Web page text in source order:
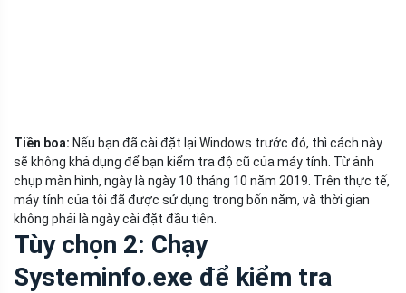
Tiền boa: Nếu bạn đã cài đặt lại Windows trước đó, thì cách này
sẽ không khả dụng để bạn kiểm tra độ cũ của máy tính. Từ ảnh
chụp màn hình, ngày là ngày 10 tháng 10 năm 2019. Trên thực tế,
máy tính của tôi đã được sử dụng trong bốn năm, và thời gian
không phải là ngày cài đặt đầu tiên.
Tùy chọn 2: Chạy
Systeminfo.exe để kiểm tra